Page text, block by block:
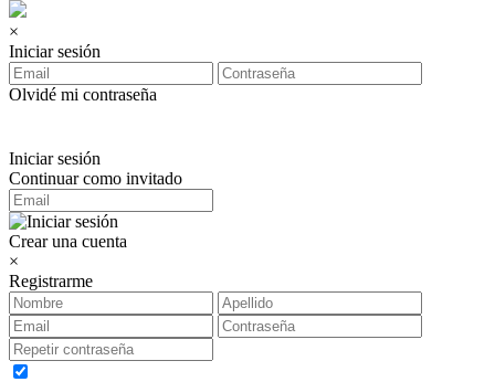
×
Iniciar sesión
Olvidé mi contraseña
Iniciar sesión
Continuar como invitado
Crear una cuenta
×
Registrarme